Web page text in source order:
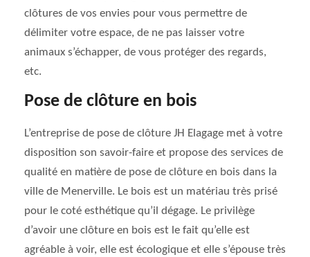
clôtures de vos envies pour vous permettre de
délimiter votre espace, de ne pas laisser votre
animaux s’échapper, de vous protéger des regards,
etc.
Pose de clôture en bois
L’entreprise de pose de clôture JH Elagage met à votre
disposition son savoir-faire et propose des services de
qualité en matière de pose de clôture en bois dans la
ville de Menerville. Le bois est un matériau très prisé
pour le coté esthétique qu’il dégage. Le privilège
d’avoir une clôture en bois est le fait qu’elle est
agréable à voir, elle est écologique et elle s’épouse très